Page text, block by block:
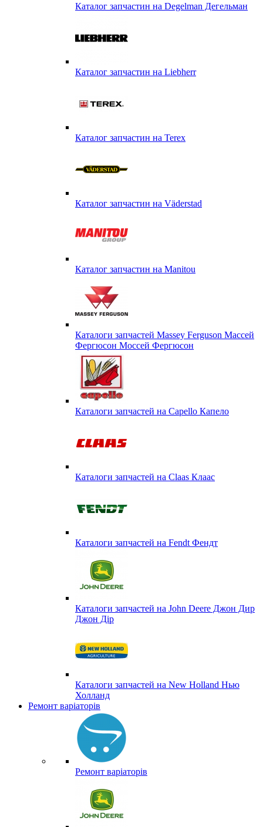
Каталог запчастин на Degelman Дегельман
Каталог запчастин на Liebherr
Каталог запчастин на Terex
Каталог запчастин на Väderstad
Каталог запчастин на Маnitou
Каталоги запчастей Massey Ferguson Массей
Фергюсон Моссей Фергюсон
Каталоги запчастей на Capello Капело
Каталоги запчастей на Claas Клаас
Каталоги запчастей на Fendt Фендт
Каталоги запчастей на John Deere Джон Дир
Джон Дір
Каталоги запчастей на New Holland Нью
Холланд
Ремонт варіаторів
Ремонт варіаторів